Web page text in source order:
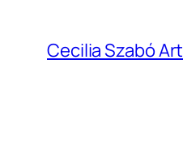
Inhalt
springen
Cecilia Szabó Art